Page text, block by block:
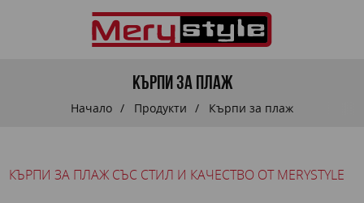
Кърпи за плаж
Начало Продукти Кърпи за плаж
КЪРПИ ЗА ПЛАЖ СЪС СТИЛ И КАЧЕСТВО ОТ MERYSTYLE